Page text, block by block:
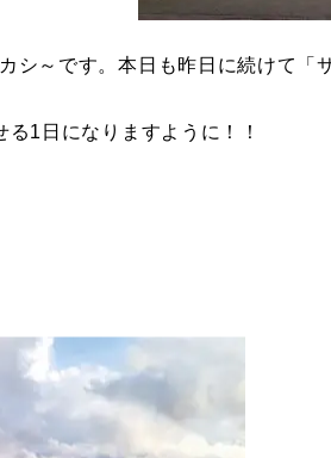
～です。本日も昨日に続けて「
1日になりますように！！